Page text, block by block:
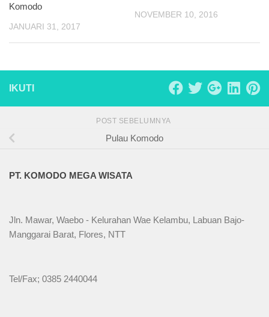
Komodo
JANUARI 31, 2017
NOVEMBER 10, 2016
IKUTI
POST SEBELUMNYA
Pulau Komodo
PT. KOMODO MEGA WISATA
Jln. Mawar, Waebo - Kelurahan Wae Kelambu, Labuan Bajo-
Manggarai Barat, Flores, NTT
Tel/Fax; 0385 2440044